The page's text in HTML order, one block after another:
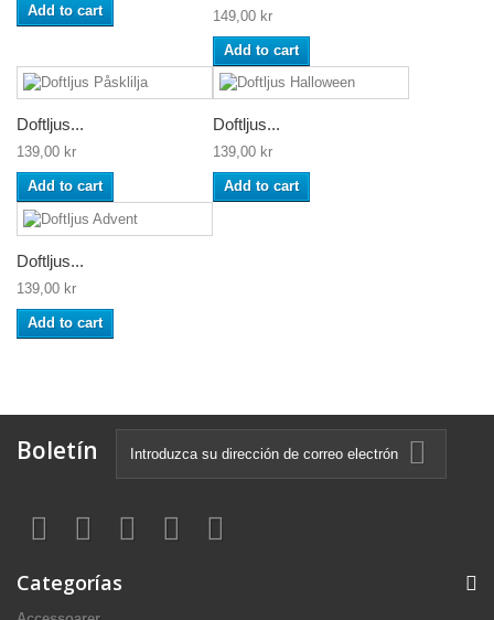
Add to cart 149,00 kr
Add to cart
Doftljus...
139,00 kr
Add to cart
Doftljus...
139,00 kr
Add to cart
Doftljus...
139,00 kr
Add to cart
Boletín
Categorías